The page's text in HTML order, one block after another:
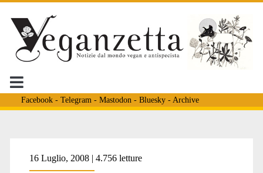
Facebook- Telegram - Mastodon - Bluesky- Archive
Tag:
16 Luglio, 2008 | 4.756 letture